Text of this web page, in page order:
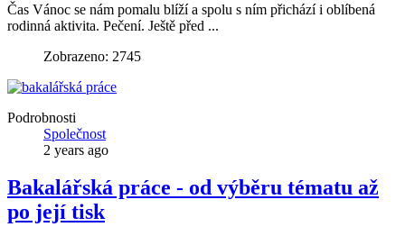
Čas Vánoc se nám pomalu blíží a spolu s ním přichází i oblíbená
rodinná aktivita. Pečení. Ještě před ...
Zobrazeno: 2745
Podrobnosti
Společnost
2 years ago
Bakalářská práce - od výběru tématu až
po její tisk